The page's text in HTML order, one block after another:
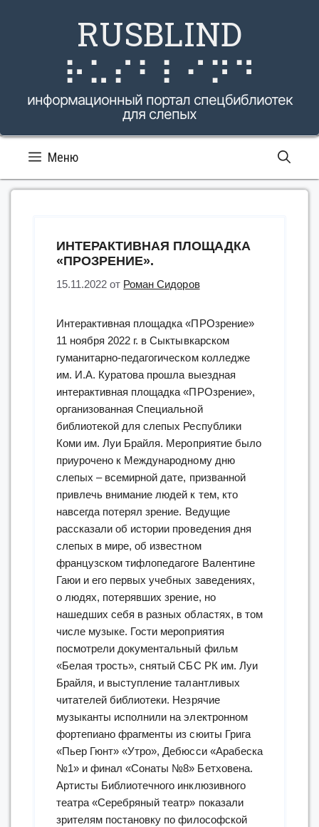
RUSBLIND
⠗⠥⠎⠃⠇⠊⠝⠙
информационный портал спецбиблиотек
для слепых
Меню
ИНТЕРАКТИВНАЯ ПЛОЩАДКА
«ПРОЗРЕНИЕ».
15.11.2022 от Роман Сидоров
Интерактивная площадка «ПРОзрение»
11 ноября 2022 г. в Сыктывкарском
гуманитарно-педагогическом колледже
им. И.А. Куратова прошла выездная
интерактивная площадка «ПРОзрение»,
организованная Специальной
библиотекой для слепых Республики
Коми им. Луи Брайля. Мероприятие было
приурочено к Международному дню
слепых – всемирной дате, призванной
привлечь внимание людей к тем, кто
навсегда потерял зрение. Ведущие
рассказали об истории проведения дня
слепых в мире, об известном
французском тифлопедагоге Валентине
Гаюи и его первых учебных заведениях,
о людях, потерявших зрение, но
нашедших себя в разных областях, в том
числе музыке. Гости мероприятия
посмотрели документальный фильм
«Белая трость», снятый СБС РК им. Луи
Брайля, и выступление талантливых
читателей библиотеки. Незрячие
музыканты исполнили на электронном
фортепиано фрагменты из сюиты Грига
«Пьер Гюнт» «Утро», Дебюсси «Арабеска
№1» и финал «Сонаты №8» Бетховена.
Артисты Библиотечного инклюзивного
театра «Серебряный театр» показали
зрителям постановку по философской